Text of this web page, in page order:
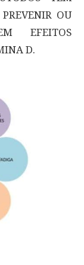
OU
EFEITOS
D.